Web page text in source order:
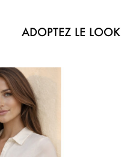
ADOPTEZ LE LOOK